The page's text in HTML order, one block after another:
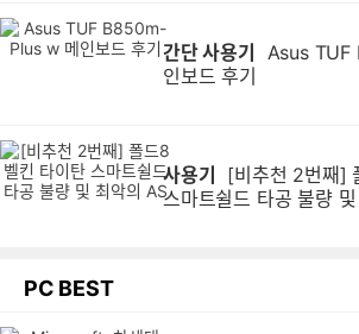
간단 사용기
인보드 후기
사용기
스마트쉴드 타공 불량
PC BEST